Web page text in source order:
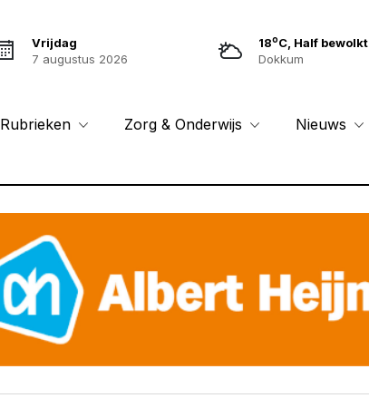
Vrijdag
7 augustus 2026
18oC, Half bewolkt
Dokkum
Rubrieken Zorg & Onderwijs Nieuws